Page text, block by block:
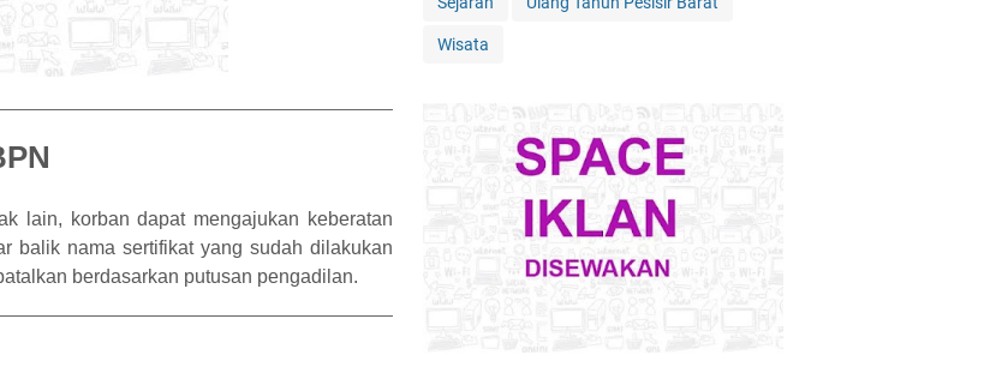
lain, korban dapat mengajukan keberatan
balik nama sertifikat yang sudah dilakukan
berdasarkan putusan pengadilan.
Wisata